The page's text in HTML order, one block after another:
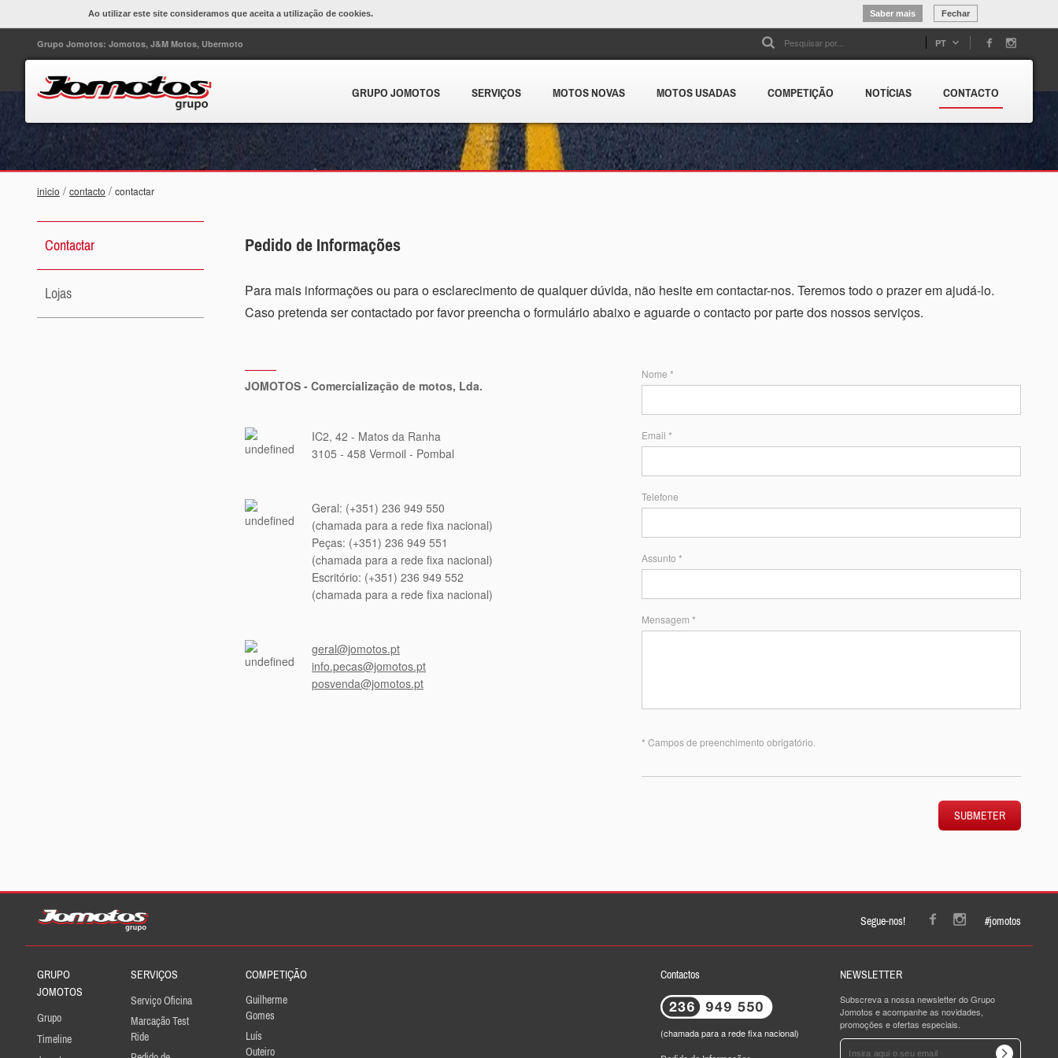
Ao utilizar este site consideramos que aceita a utilização de cookies. Saber mais Fechar
Grupo Jomotos: Jomotos, J&M Motos, Ubermoto PT
GRUPO JOMOTOS SERVIÇOS MOTOS NOVAS MOTOS USADAS COMPETIÇÃO NOTÍCIAS CONTACTO
inicio / contacto / contactar
Contactar
Lojas
Pedido de Informações
Para mais informações ou para o esclarecimento de qualquer dúvida, não hesite em contactar-nos. Teremos todo o prazer em ajudá-lo.
Caso pretenda ser contactado por favor preencha o formulário abaixo e aguarde o contacto por parte dos nossos serviços.
JOMOTOS - Comercialização de motos, Lda.
IC2, 42 - Matos da Ranha
3105 - 458 Vermoil - Pombal
Geral: (+351) 236 949 550
(chamada para a rede fixa nacional)
Peças: (+351) 236 949 551
(chamada para a rede fixa nacional)
Escritório: (+351) 236 949 552
(chamada para a rede fixa nacional)
geral@jomotos.pt
info.pecas@jomotos.pt
posvenda@jomotos.pt
Nome *
Email *
Telefone
Assunto *
Mensagem *
* Campos de preenchimento obrigatório.
SUBMETER
Segue-nos! #jomotos
GRUPO
JOMOTOS
Grupo
Timeline
SERVIÇOS
Serviço Oficina
Marcação Test
Ride
COMPETIÇÃO
Guilherme
Gomes
Luís
Outeiro
Contactos
(chamada para a rede fixa nacional)
NEWSLETTER
Subscreva a nossa newsletter do Grupo
Jomotos e acompanhe as novidades,
promoções e ofertas especiais.